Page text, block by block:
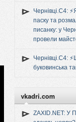
Чернівці.C4:
паску та
писанку: у
провели
Чернівці.C4:
буковинська
vkadri.com
ZAXID.NET: